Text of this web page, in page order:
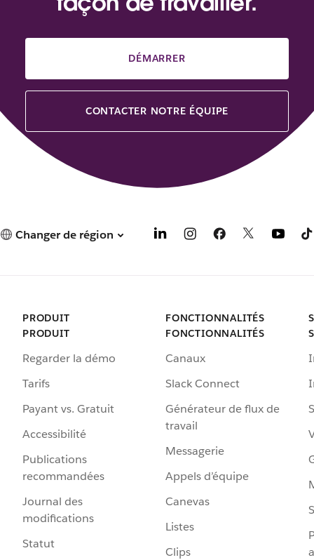
DÉMARRER
CONTACTER NOTRE ÉQUIPE
Changer de région
PRODUIT
PRODUIT
Regarder la démo
Tarifs
Payant vs. Gratuit
Accessibilité
Publications
recommandées
Journal des
modifications
Statut
FONCTIONNALITÉS
FONCTIONNALITÉS
Canaux
Slack Connect
Générateur de flux de
travail
Messagerie
Appels d’équipe
Canevas
Listes
Clips